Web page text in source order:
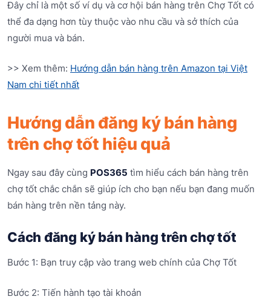
Đây chỉ là một số ví dụ và cơ hội bán hàng trên Chợ Tốt có
thể đa dạng hơn tùy thuộc vào nhu cầu và sở thích của
người mua và bán.
>> Xem thêm: Hướng dẫn bán hàng trên Amazon tại Việt
Nam chi tiết nhất
Hướng dẫn đăng ký bán hàng
trên chợ tốt hiệu quả
Ngay sau đây cùng POS365 tìm hiểu cách bán hàng trên
chợ tốt chắc chắn sẽ giúp ích cho bạn nếu bạn đang muốn
bán hàng trên nền tảng này.
Cách đăng ký bán hàng trên chợ tốt
Bước 1: Bạn truy cập vào trang web chính của Chợ Tốt
Bước 2: Tiến hành tạo tài khoản